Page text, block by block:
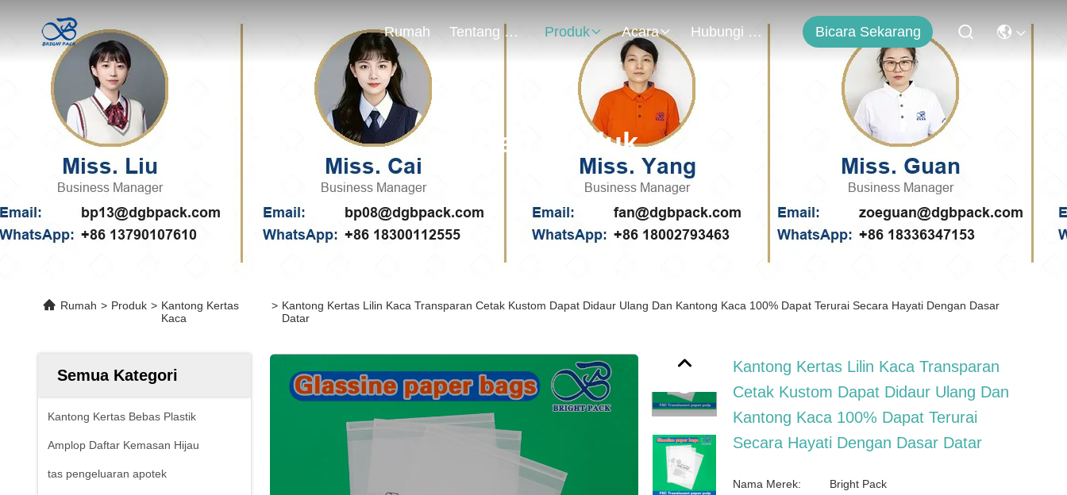
Rumah Tentang Kami Produk Acara Hubungi Kami Bicara Sekarang
Rincian Produk
Rumah > Produk > Kantong Kertas
Kaca
> Kantong Kertas Lilin Kaca Transparan Cetak Kustom Dapat Didaur Ulang Dan Kantong Kaca 100% Dapat Terurai Secara Hayati Dengan Dasar
Datar
Semua Kategori
Kantong Kertas Bebas Plastik
Amplop Daftar Kemasan Hijau
tas pengeluaran apotek
Kantong Kertas Lilin Kaca Transparan
Cetak Kustom Dapat Didaur Ulang Dan
Kantong Kaca 100% Dapat Terurai
Secara Hayati Dengan Dasar Datar
Nama Merek: Bright Pack